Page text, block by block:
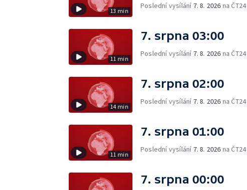
13 min
Poslední vysílání 7. 8. 2026 na ČT24
11 min
7. srpna 03:00
Poslední vysílání 7. 8. 2026 na ČT24
14 min
7. srpna 02:00
Poslední vysílání 7. 8. 2026 na ČT24
11 min
7. srpna 01:00
Poslední vysílání 7. 8. 2026 na ČT24
7. srpna 00:00